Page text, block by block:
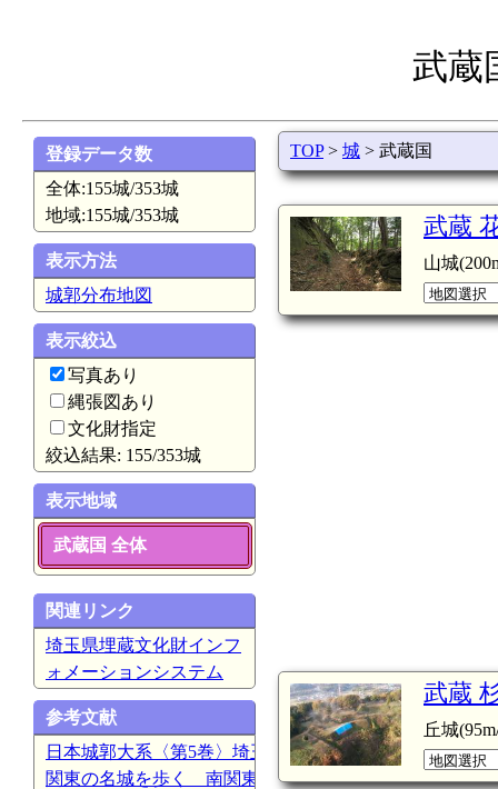
武蔵
登録データ数
全体:155城/353城
地域:155城/353城
表示方法
城郭分布地図
表示絞込
写真あり
縄張図あり
文化財指定
絞込結果: 155/353城
表示地域
武蔵国 全体
関連リンク
埼玉県埋蔵文化財インフ
ォメーションシステム
参考文献
日本城郭大系〈第5巻〉埼玉・東京(新人物往来社)
関東の名城を歩く 南関東編(吉川弘文館)
TOP> 城 > 武蔵国
武蔵
山城
武蔵
丘城